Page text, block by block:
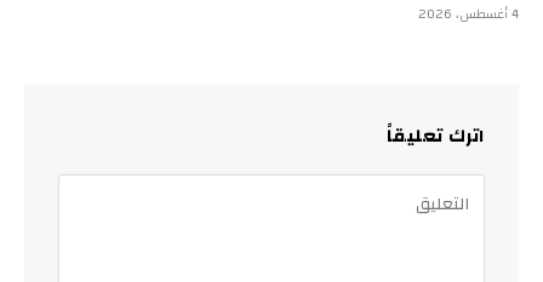
4 أغسطس، 2026
اترك تعليقاً